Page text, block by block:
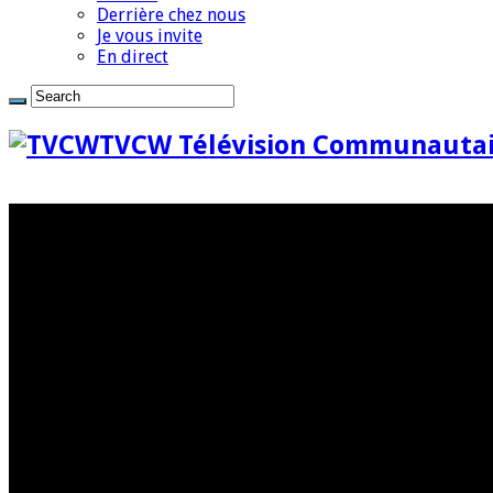
Derrière chez nous
Je vous invite
En direct
TVCW Télévision